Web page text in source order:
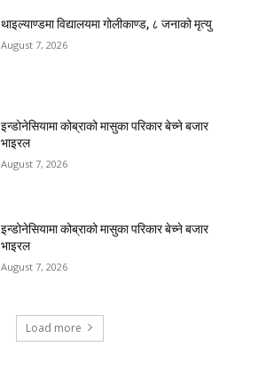
थाइल्याण्डमा विद्यालयमा गोलीकाण्ड, ८ जनाको मृत्यु
August 7, 2026
इन्डोनेसियामा कोब्राको मासुका परिकार बेच्ने बजार
भाइरल
August 7, 2026
इन्डोनेसियामा कोब्राको मासुका परिकार बेच्ने बजार
भाइरल
August 7, 2026
Load more